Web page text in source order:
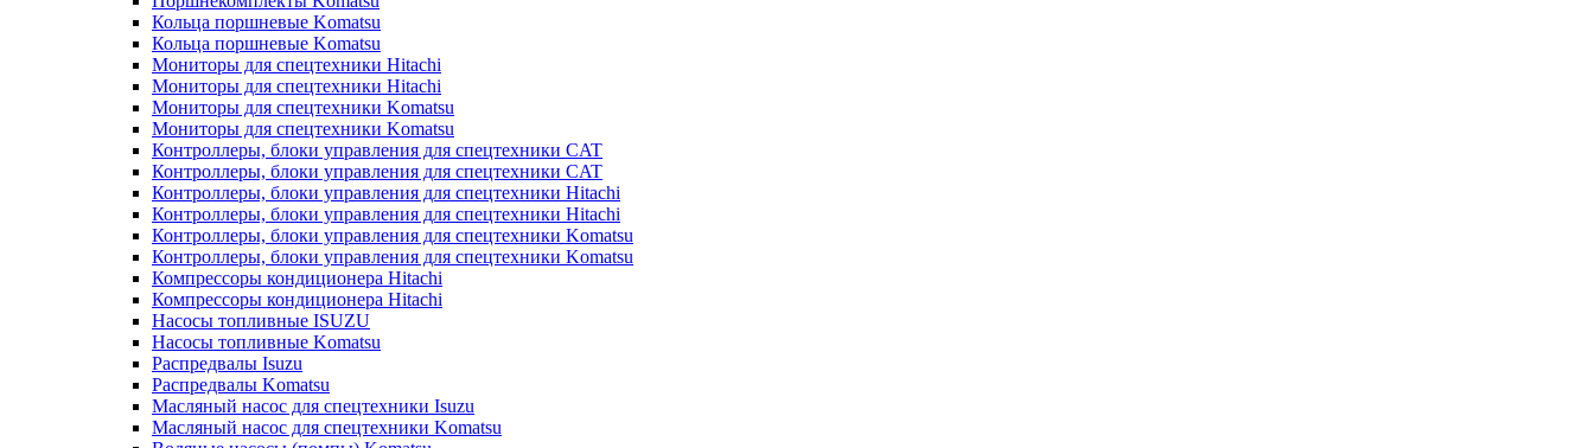
Кольца поршневые Komatsu
Кольца поршневые Komatsu
Мониторы для спецтехники Hitachi
Мониторы для спецтехники Hitachi
Мониторы для спецтехники Komatsu
Мониторы для спецтехники Komatsu
Контроллеры, блоки управления для спецтехники CAT
Контроллеры, блоки управления для спецтехники CAT
Контроллеры, блоки управления для спецтехники Hitachi
Контроллеры, блоки управления для спецтехники Hitachi
Контроллеры, блоки управления для спецтехники Komatsu
Контроллеры, блоки управления для спецтехники Komatsu
Компрессоры кондиционера Hitachi
Компрессоры кондиционера Hitachi
Насосы топливные ISUZU
Насосы топливные Komatsu
Распредвалы Isuzu
Распредвалы Komatsu
Масляный насос для спецтехники Isuzu
Масляный насос для спецтехники Komatsu